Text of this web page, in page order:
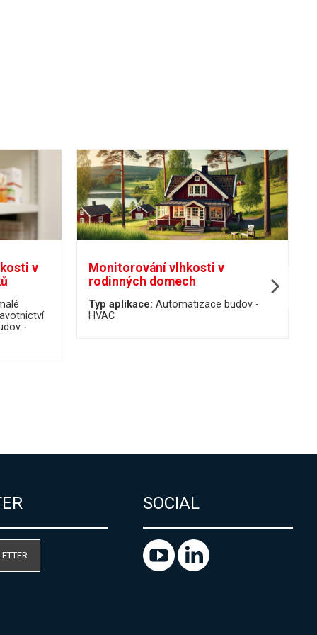
v
-
Monitorování vlhkosti v
rodinných domech
Typ aplikace: Automatizace budov -
HVAC
SOCIAL